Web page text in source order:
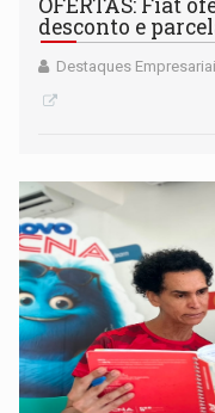
desconto e
Destaques